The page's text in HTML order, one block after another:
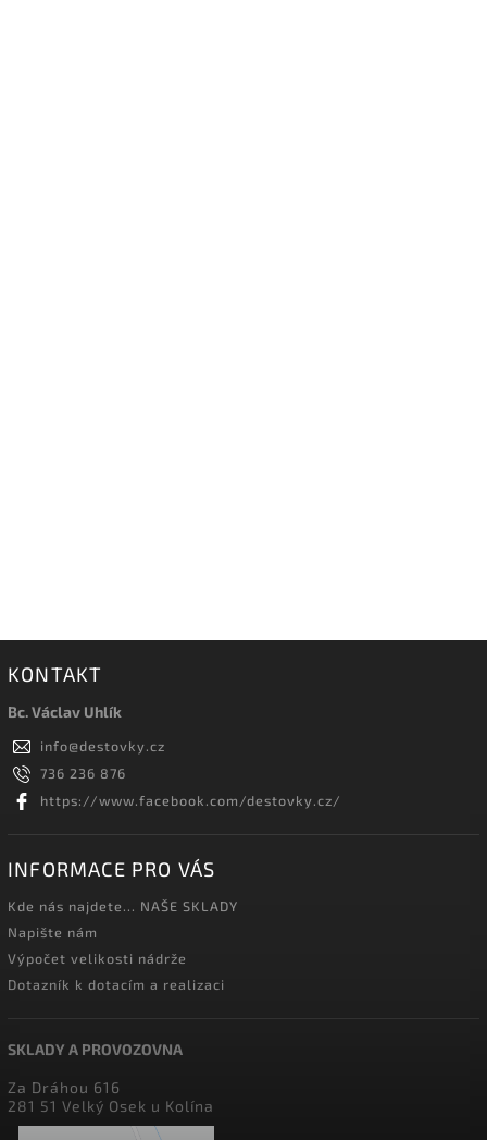
KONTAKT
Bc. Václav Uhlík
info@destovky.cz
736 236 876
https://www.facebook.com/destovky.cz/
INFORMACE PRO VÁS
Kde nás najdete... NAŠE SKLADY
Napište nám
Výpočet velikosti nádrže
Dotazník k dotacím a realizaci
SKLADY A PROVOZOVNA
Za Dráhou 616
281 51 Velký Osek u Kolína